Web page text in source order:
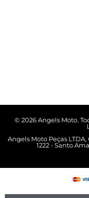
© 2026 Angels Moto.
Angels Moto Peças LTDA,
1222 - Santo